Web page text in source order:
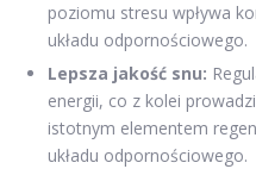
poziomu stresu wpływa
układu odpornościowego.
Lepsza jakość snu:
energii, co z kolei
istotnym elementem
układu odpornościowego.